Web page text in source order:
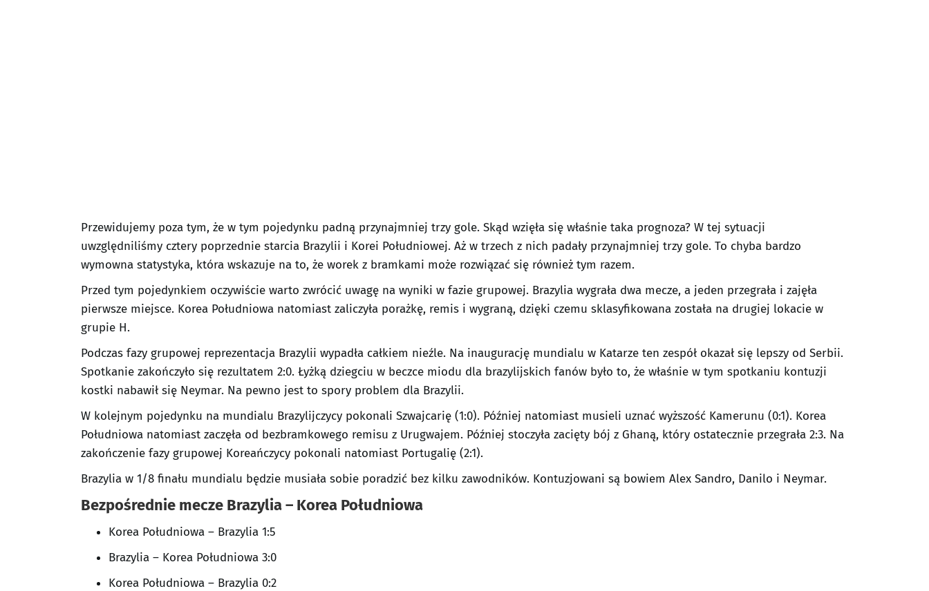
Przewidujemy poza tym, że w tym pojedynku padną przynajmniej trzy gole. Skąd wzięła się właśnie taka prognoza? W tej sytuacji
uwzględniliśmy cztery poprzednie starcia Brazylii i Korei Południowej. Aż w trzech z nich padały przynajmniej trzy gole. To chyba bardzo
wymowna statystyka, która wskazuje na to, że worek z bramkami może rozwiązać się również tym razem.
Przed tym pojedynkiem oczywiście warto zwrócić uwagę na wyniki w fazie grupowej. Brazylia wygrała dwa mecze, a jeden przegrała i zajęła
pierwsze miejsce. Korea Południowa natomiast zaliczyła porażkę, remis i wygraną, dzięki czemu sklasyfikowana została na drugiej lokacie w
grupie H.
Podczas fazy grupowej reprezentacja Brazylii wypadła całkiem nieźle. Na inaugurację mundialu w Katarze ten zespół okazał się lepszy od Serbii.
Spotkanie zakończyło się rezultatem 2:0. Łyżką dziegciu w beczce miodu dla brazylijskich fanów było to, że właśnie w tym spotkaniu kontuzji
kostki nabawił się Neymar. Na pewno jest to spory problem dla Brazylii.
W kolejnym pojedynku na mundialu Brazylijczycy pokonali Szwajcarię (1:0). Później natomiast musieli uznać wyższość Kamerunu (0:1). Korea
Południowa natomiast zaczęła od bezbramkowego remisu z Urugwajem. Później stoczyła zacięty bój z Ghaną, który ostatecznie przegrała 2:3. Na
zakończenie fazy grupowej Koreańczycy pokonali natomiast Portugalię (2:1).
Brazylia w 1/8 finału mundialu będzie musiała sobie poradzić bez kilku zawodników. Kontuzjowani są bowiem Alex Sandro, Danilo i Neymar.
Bezpośrednie mecze Brazylia – Korea Południowa
Korea Południowa – Brazylia 1:5
Brazylia – Korea Południowa 3:0
Korea Południowa – Brazylia 0:2